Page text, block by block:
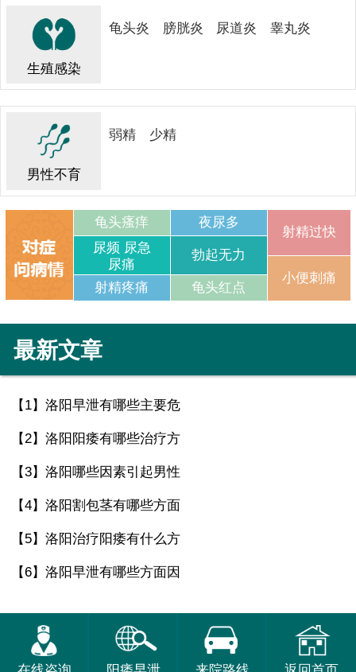
生殖感染
龟头炎 膀胱炎 尿道炎 睾丸炎
男性不育
弱精 少精
龟头瘙痒
夜尿多
尿频 尿急
尿痛
勃起无力
射精疼痛 龟头红点
射精过快
小便刺痛
最新文章
【1】 洛阳早泄有哪些主要危
【2】 洛阳阳痿有哪些治疗方
【3】 洛阳哪些因素引起男性
【4】 洛阳割包茎有哪些方面
【5】 洛阳治疗阳痿有什么方
【6】 洛阳早泄有哪些方面因